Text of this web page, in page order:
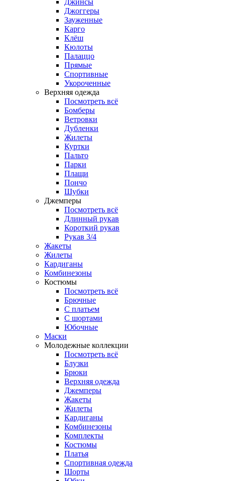
Джоггеры
Зауженные
Карго
Клёш
Кюлоты
Палаццо
Прямые
Спортивные
Укороченные
Верхняя одежда
Посмотреть всё
Бомберы
Ветровки
Дубленки
Жилеты
Куртки
Пальто
Парки
Плащи
Пончо
Шубки
Джемперы
Посмотреть всё
Длинный рукав
Короткий рукав
Рукав 3/4
Жакеты
Жилеты
Кардиганы
Комбинезоны
Костюмы
Посмотреть всё
Брючные
С платьем
С шортами
Юбочные
Маски
Молодежные коллекции
Посмотреть всё
Блузки
Брюки
Верхняя одежда
Джемперы
Жакеты
Жилеты
Кардиганы
Комбинезоны
Комплекты
Костюмы
Платья
Спортивная одежда
Шорты